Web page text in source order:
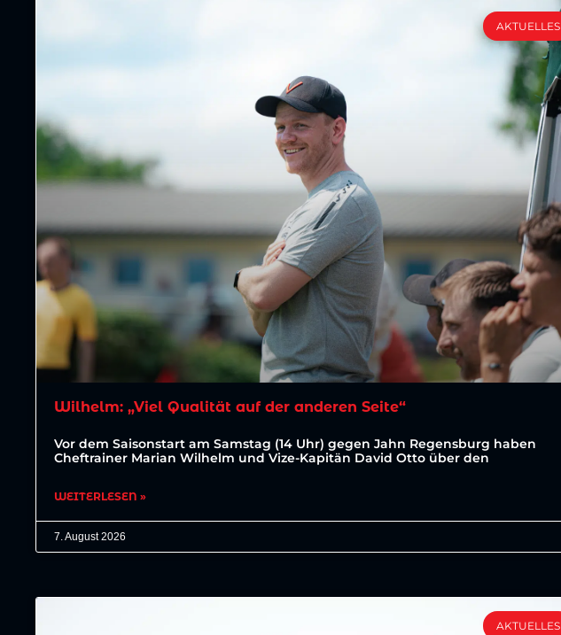
AKTUELLES
Wilhelm: „Viel Qualität auf der anderen Seite“
Vor dem Saisonstart am Samstag (14 Uhr) gegen Jahn Regensburg haben
Cheftrainer Marian Wilhelm und Vize-Kapitän David Otto über den
WEITERLESEN »
7. August 2026
AKTUELLES